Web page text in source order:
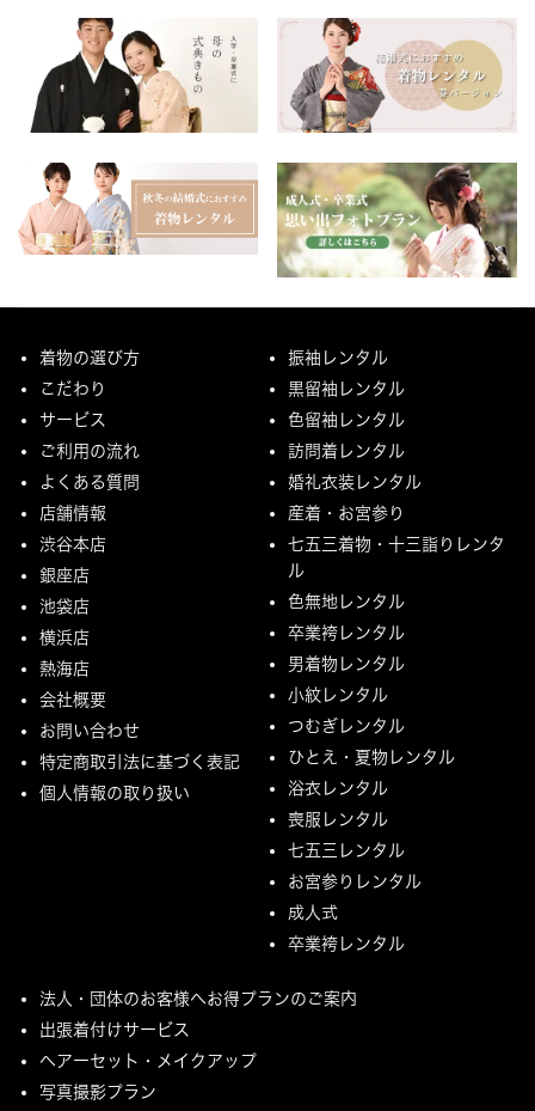
着物の選び方
こだわり
サービス
ご利用の流れ
よくある質問
店舗情報
渋谷本店
銀座店
池袋店
横浜店
熱海店
会社概要
お問い合わせ
特定商取引法に基づく表記
個人情報の取り扱い
振袖レンタル
黒留袖レンタル
色留袖レンタル
訪問着レンタル
婚礼衣装レンタル
産着・お宮参り
七五三着物・十三詣りレンタ
ル
色無地レンタル
卒業袴レンタル
男着物レンタル
小紋レンタル
つむぎレンタル
ひとえ・夏物レンタル
浴衣レンタル
喪服レンタル
七五三レンタル
お宮参りレンタル
成人式
卒業袴レンタル
法人・団体のお客様へお得プランのご案内
出張着付けサービス
ヘアーセット・メイクアップ
写真撮影プラン